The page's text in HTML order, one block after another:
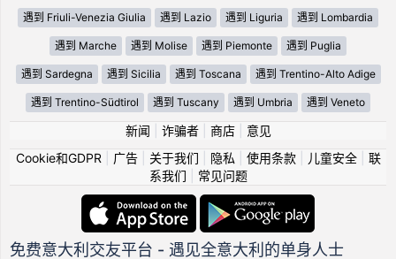
遇到 Friuli-Venezia Giulia 遇到 Lazio 遇到 Liguria 遇到 Lombardia
遇到 Marche 遇到 Molise 遇到 Piemonte 遇到 Puglia
遇到 Sardegna 遇到 Sicilia 遇到 Toscana 遇到 Trentino-Alto Adige
遇到 Trentino-Südtirol 遇到 Tuscany 遇到 Umbria 遇到 Veneto
新闻 诈骗者| 商店| 意见
Cookie和GDPR
广告| 关于我们 隐私 使用条款| 儿童安全| 联
系我们
常见问题
免费意大利交友平台 - 遇见全意大利的单身人士